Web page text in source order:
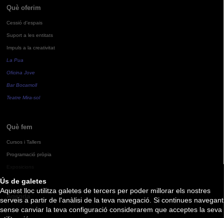
Ús de galetes
Aquest lloc utilitza galetes de tercers per poder millorar els nostres
serveis a partir de l'anàlisi de la teva navegació. Si continues navegant
sense canviar la teva configuració considerarem que acceptes la seva
Què oferim
Cessió d'espais
Suport a les entitats
Impuls a la creativitat
La Pua
Oficina Jove
Bar Bocamoll
Teatre Mira-sol
Què fem
Cursos i Tallers
Programació pròpia
Agenda